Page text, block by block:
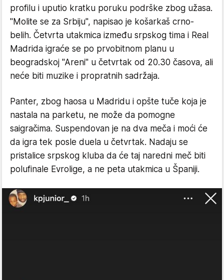
profilu i uputio kratku poruku podrške zbog užasa.
"Molite se za Srbiju", napisao je košarkaš crno-
belih. Četvrta utakmica između srpskog tima i Real
Madrida igraće se po prvobitnom planu u
beogradskoj "Areni" u četvrtak od 20.30 časova, ali
neće biti muzike i propratnih sadržaja.
Panter, zbog haosa u Madridu i opšte tuče koja je
nastala na parketu, ne može da pomogne
saigračima. Suspendovan je na dva meča i moći će
da igra tek posle duela u četvrtak. Nadaju se
pristalice srpskog kluba da će taj naredni meč biti
polufinale Evrolige, a ne peta utakmica u Španiji.